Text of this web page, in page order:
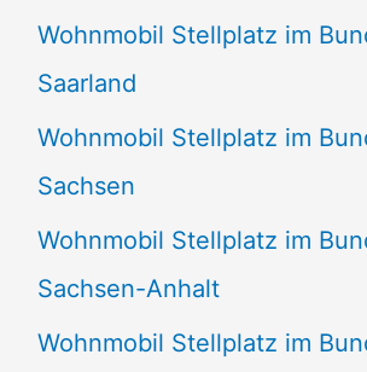
Wohnmobil Stellplatz im
Saarland
Wohnmobil Stellplatz im
Sachsen
Wohnmobil Stellplatz im
Sachsen-Anhalt
Wohnmobil Stellplatz im